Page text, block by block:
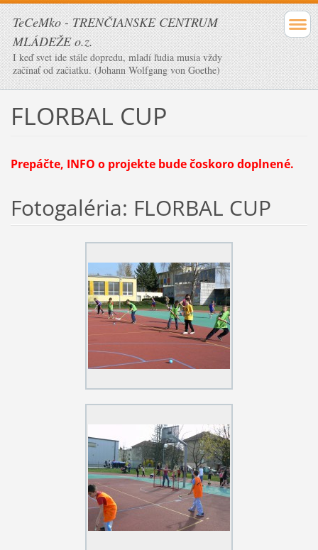
TeCeMko - TRENČIANSKE CENTRUM
MLÁDEŽE o.z.
I keď svet ide stále dopredu, mladí ľudia musia vždy
začínať od začiatku. (Johann Wolfgang von Goethe)
FLORBAL CUP
Prepáčte, INFO o projekte bude čoskoro doplnené.
Fotogaléria: FLORBAL CUP